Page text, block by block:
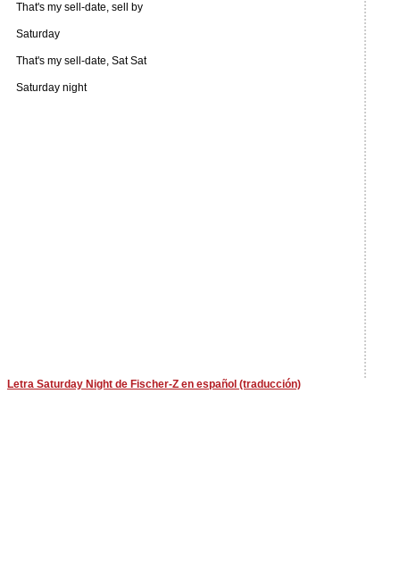
That's my sell-date, sell by
Saturday
That's my sell-date, Sat Sat
Saturday night
Letra Saturday Night de Fischer-Z en español (traducción)